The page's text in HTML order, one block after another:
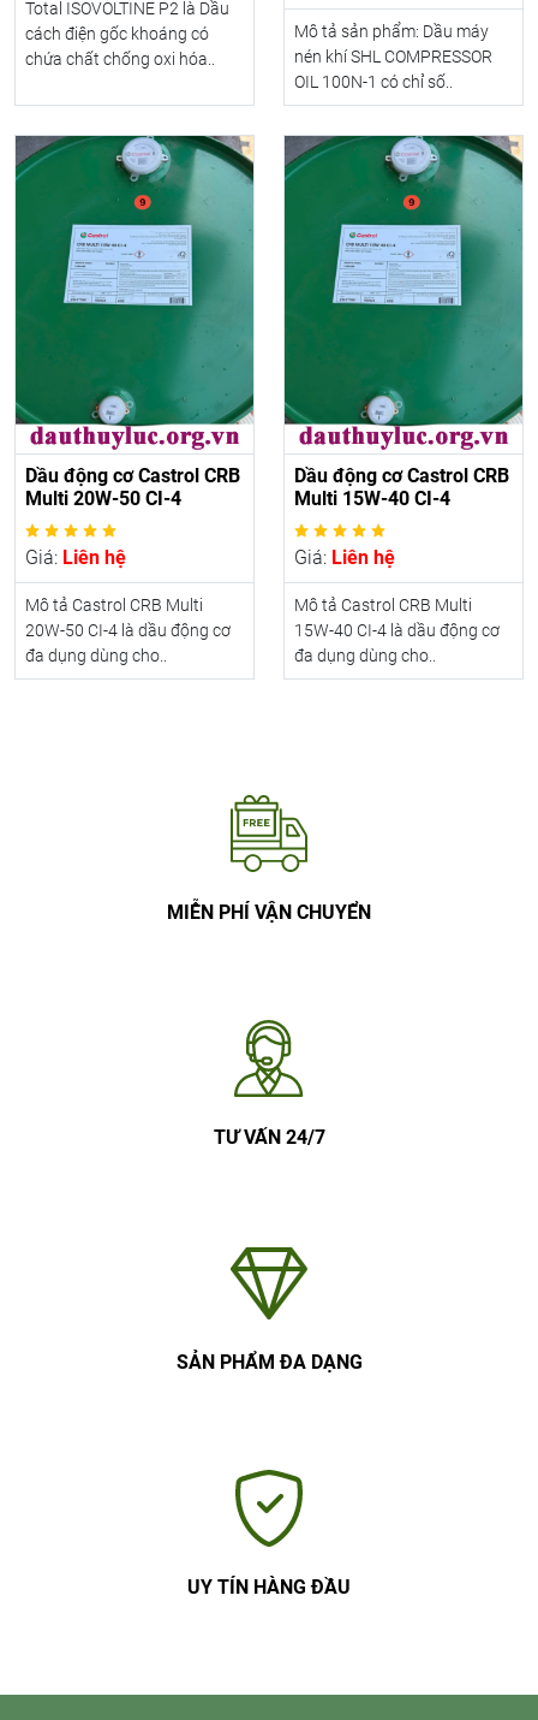
Total ISOVOLTINE P2 là Dầu
cách điện gốc khoáng có
chứa chất chống oxi hóa..
Mô tả sản phẩm: Dầu máy
nén khí SHL COMPRESSOR
OIL 100N-1 có chỉ số..
Dầu động cơ Castrol CRB
Multi 20W-50 CI-4
Giá: Liên hệ
Mô tả Castrol CRB Multi
20W-50 CI-4 là dầu động cơ
đa dụng dùng cho..
Dầu động cơ Castrol CRB
Multi 15W-40 CI-4
Giá: Liên hệ
Mô tả Castrol CRB Multi
15W-40 CI-4 là dầu động cơ
đa dụng dùng cho..
MIỄN PHÍ VẬN CHUYỂN
TƯ VẤN 24/7
SẢN PHẨM ĐA DẠNG
UY TÍN HÀNG ĐẦU